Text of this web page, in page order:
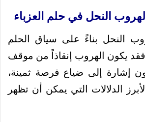
النحل في حلم العزباء
النحل بناءً على سياق الحلم
فقد يكون الهروب إنقاذاً من موقف
إشارة إلى ضياع فرصة ثمينة،
الدلالات التي يمكن أن تظهر